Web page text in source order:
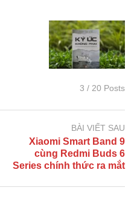
3 / 20 Posts
BÀI VIẾT SAU
Xiaomi Smart Band 9
cùng Redmi Buds 6
Series chính thức ra mắt